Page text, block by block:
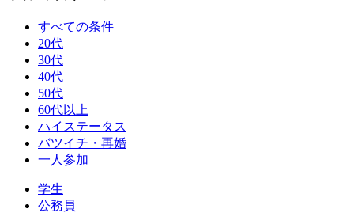
すべての条件
20代
30代
40代
50代
60代以上
ハイステータス
バツイチ・再婚
一人参加
学生
公務員